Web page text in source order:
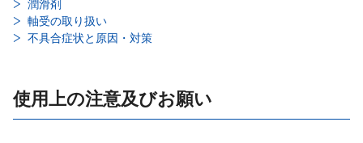
潤滑剤
軸受の取り扱い
不具合症状と原因・対策
使用上の注意及びお願い